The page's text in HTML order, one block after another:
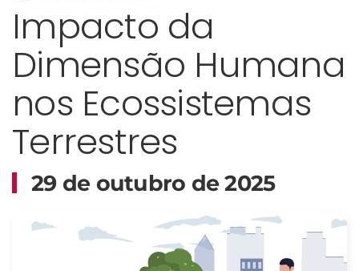
Impacto da
Dimensão Humana
nos Ecossistemas
Terrestres
29 de outubro de 2025